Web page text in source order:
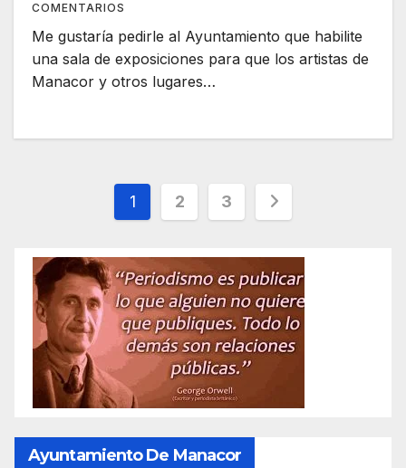
COMENTARIOS
Me gustaría pedirle al Ayuntamiento que habilite
una sala de exposiciones para que los artistas de
Manacor y otros lugares…
Paginación
entradas
1 2 3
Ayuntamiento De Manacor